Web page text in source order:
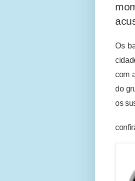
Os
com
do
os